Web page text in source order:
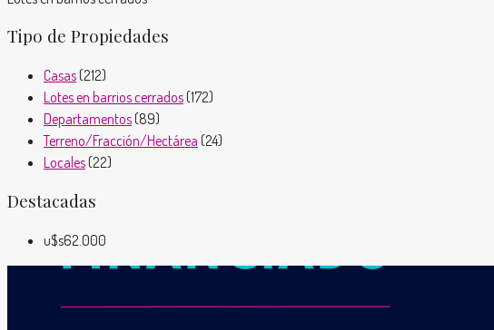
Tipo de Propiedades
Casas(212)
Lotes en barrios cerrados(172)
Departamentos(89)
Terreno/Fracción/Hectárea (24)
Locales(22)
Destacadas
u$s62.000